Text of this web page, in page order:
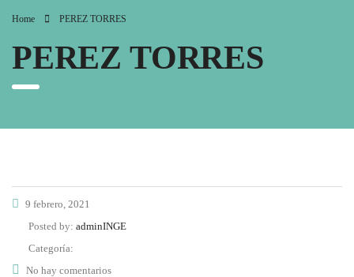
Home PEREZ TORRES
PEREZ TORRES
9 febrero, 2021
Posted by: adminINGE
Categoría:
No hay comentarios